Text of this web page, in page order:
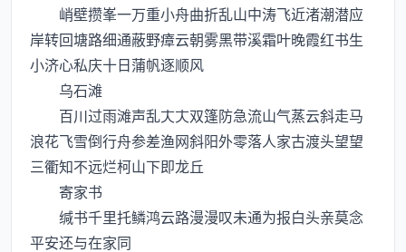
峭壁攒峯一万重小舟曲折乱山中涛飞近渚潮潜应
岸转回塘路细通蔽野瘴云朝雾黑带溪霜叶晚霞红书生
小济心私庆十日蒲帆逐顺风
乌石滩
百川过雨滩声乱双篷防急流山气蒸云斜走马
浪花飞雪倒行舟参差渔网斜阳外零落人家古渡头望望
三衢知不远烂柯山下即龙丘
寄家书
缄书千里托鳞鸿云路漫漫叹未通为报白头亲莫念
平安还与在家同